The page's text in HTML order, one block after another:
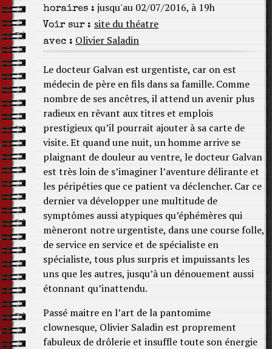
horaires : jusqu'au 02/07/2016, à 19h
Voir sur : site du théatre
avec : Olivier Saladin
Le docteur Galvan est urgentiste, car on est
médecin de père en fils dans sa famille. Comme
nombre de ses ancêtres, il attend un avenir plus
radieux en rêvant aux titres et emplois
prestigieux qu’il pourrait ajouter à sa carte de
visite. Et quand une nuit, un homme arrive se
plaignant de douleur au ventre, le docteur Galvan
est très loin de s’imaginer l’aventure délirante et
les péripéties que ce patient va déclencher. Car ce
dernier va développer une multitude de
symptômes aussi atypiques qu’éphémères qui
mèneront notre urgentiste, dans une course folle,
de service en service et de spécialiste en
spécialiste, tous plus surpris et impuissants les
uns que les autres, jusqu’à un dénouement aussi
étonnant qu’inattendu.
Passé maitre en l’art de la pantomime
clownesque, Olivier Saladin est proprement
fabuleux de drôlerie et insuffle toute son énergie